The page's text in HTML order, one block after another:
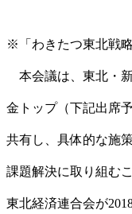
※「わきたつ東北戦
本会議は、東北・
金トップ（下記出席
共有し、具体的な施
課題解決に取り組む
東北経済連合会が